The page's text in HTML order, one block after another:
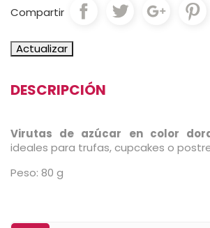
Compartir
DESCRIPCIÓN
Virutas de azúcar en color
ideales para trufas, cupcakes o
Peso: 80 g